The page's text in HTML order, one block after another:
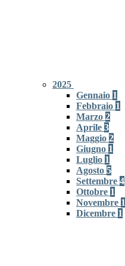
2025
Gennaio 1
Febbraio 1
Marzo 2
Aprile 3
Maggio 2
Giugno 1
Luglio 1
Agosto 5
Settembre 4
Ottobre 1
Novembre 1
Dicembre 1